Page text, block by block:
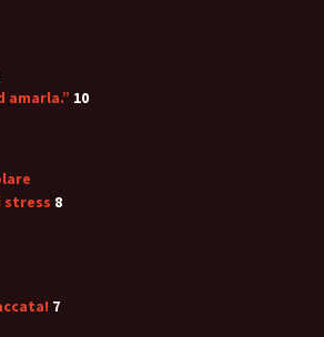
amarla.” 10
stress 8
7